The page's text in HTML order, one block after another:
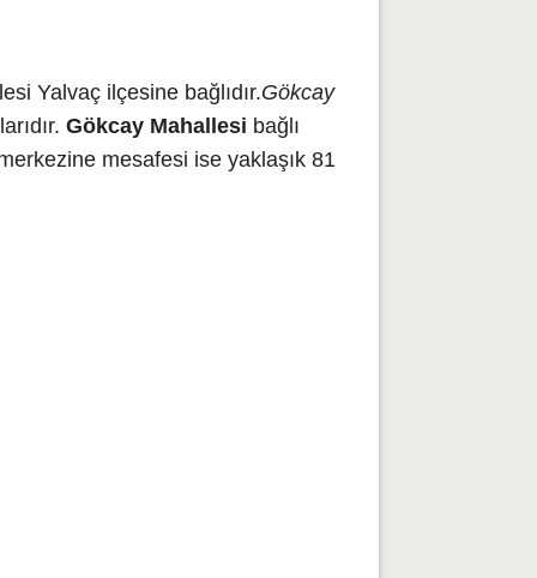
Yalvaç ilçesine bağlıdır.Gökcay
Gökcay Mahallesi bağlı
mesafesi ise yaklaşık 81